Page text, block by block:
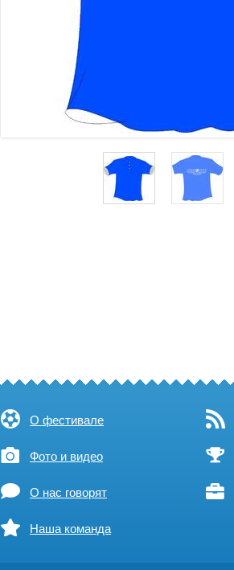
О фестивале
Фото и видео
О нас говорят
Наша команда